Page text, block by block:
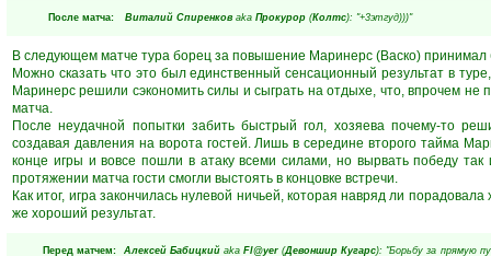
После матча: Виталий Спиренков aka Прокурор (Колтс): "+3этгуд)))"
В следующем матче тура борец за повышение Маринерс (Васко)
Можно сказать что это был единственный сенсационный результат в
Маринерс решили сэкономить силы и сыграть на отдыхе, что, впрочем
матча.
После неудачной попытки забить быстрый гол, хозяева почему-то
создавая давления на ворота гостей. Лишь в середине второго тайма
конце игры и вовсе пошли в атаку всеми силами, но вырвать победу так
протяжении матча гости смогли выстоять в концовке встречи.
Как итог, игра закончилась нулевой ничьей, которая навряд ли
же хороший результат.
Перед матчем: Алексей Бабицкий aka Fl@yer (Девоншир Кугарс): "Борьбу за прямую